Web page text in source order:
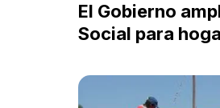
El Gobierno
Social para